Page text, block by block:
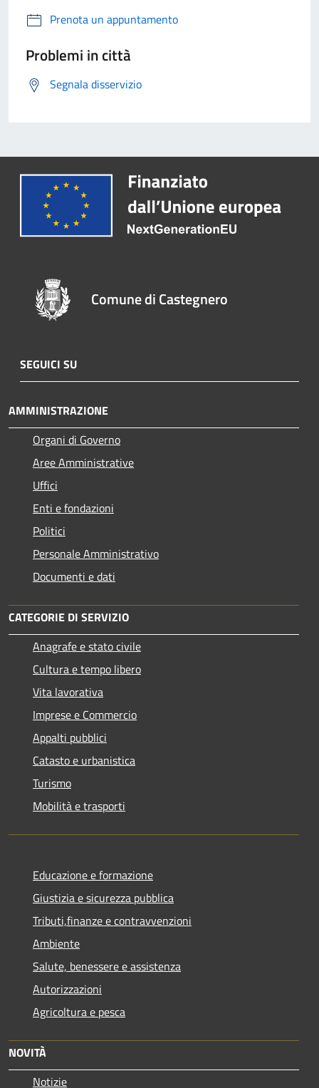
Prenota un appuntamento
Problemi in città
Segnala disservizio
Comune di Castegnero
SEGUICI SU
AMMINISTRAZIONE
Organi di Governo
Aree Amministrative
Uffici
Enti e fondazioni
Politici
Personale Amministrativo
Documenti e dati
CATEGORIE DI SERVIZIO
Anagrafe e stato civile
Cultura e tempo libero
Vita lavorativa
Imprese e Commercio
Appalti pubblici
Catasto e urbanistica
Turismo
Mobilità e trasporti
Educazione e formazione
Giustizia e sicurezza pubblica
Tributi,finanze e contravvenzioni
Ambiente
Salute, benessere e assistenza
Autorizzazioni
Agricoltura e pesca
NOVITÀ
Notizie